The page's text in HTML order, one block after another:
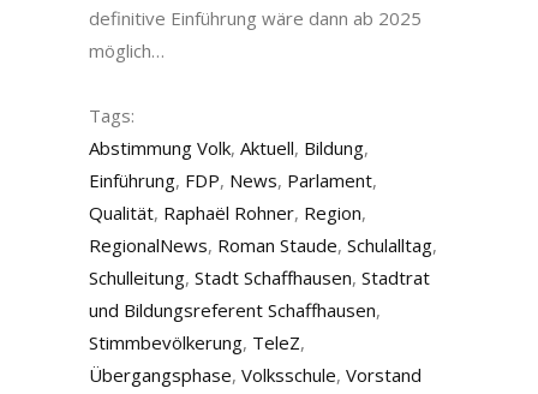
definitive Einführung wäre dann ab 2025
möglich…
Tags:
Abstimmung Volk, Aktuell, Bildung,
Einführung, FDP, News, Parlament,
Qualität, Raphaël Rohner, Region,
RegionalNews, Roman Staude, Schulalltag,
Schulleitung, Stadt Schaffhausen, Stadtrat
und Bildungsreferent Schaffhausen,
Stimmbevölkerung, TeleZ,
Übergangsphase, Volksschule, Vorstand